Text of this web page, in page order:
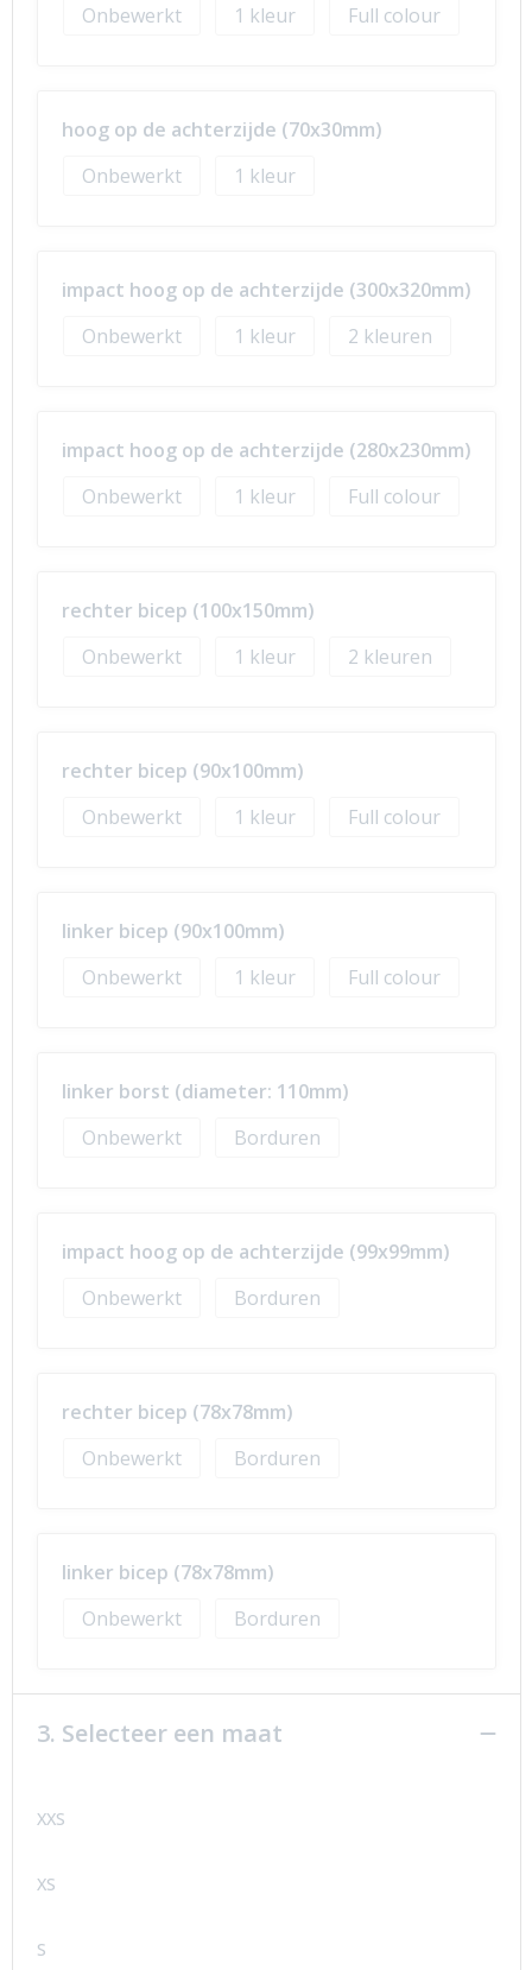
Onbewerkt 1 Full colour
hoog op de achterzijde (70x30mm)
Onbewerkt
1
impact hoog op de achterzijde (300x320mm)
Onbewerkt
1 2
impact hoog op de achterzijde (280x230mm)
Onbewerkt
1 Full colour
rechter bicep (100x150mm)
Onbewerkt
1 2
rechter bicep (90x100mm)
Onbewerkt
1 Full colour
linker bicep (90x100mm)
Onbewerkt
1 Full colour
linker borst (diameter: 110mm)
Onbewerkt
Borduren
impact hoog op de achterzijde (99x99mm)
Onbewerkt
Borduren
rechter bicep (78x78mm)
Onbewerkt
Borduren
linker bicep (78x78mm)
Onbewerkt
Borduren
3. Selecteer een maat
XXS
XS
S